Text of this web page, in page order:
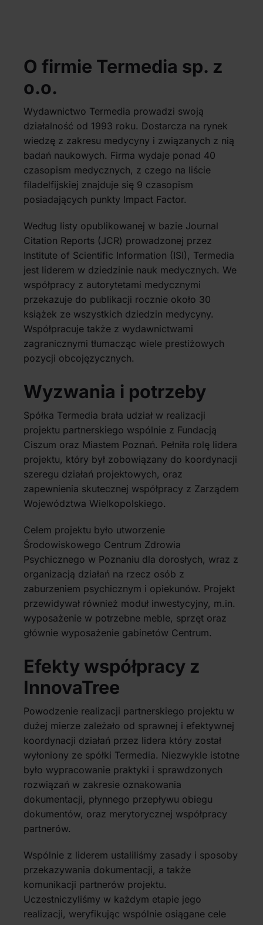
O firmie Termedia sp. z
o.o.
Wydawnictwo Termedia prowadzi swoją
działalność od 1993 roku. Dostarcza na rynek
wiedzę z zakresu medycyny i związanych z nią
badań naukowych. Firma wydaje ponad 40
czasopism medycznych, z czego na liście
filadelfijskiej znajduje się 9 czasopism
posiadających punkty Impact Factor.
Według listy opublikowanej w bazie Journal
Citation Reports (JCR) prowadzonej przez
Institute of Scientific Information (ISI), Termedia
jest liderem w dziedzinie nauk medycznych. We
współpracy z autorytetami medycznymi
przekazuje do publikacji rocznie około 30
książek ze wszystkich dziedzin medycyny.
Współpracuje także z wydawnictwami
zagranicznymi tłumacząc wiele prestiżowych
pozycji obcojęzycznych.
Wyzwania i potrzeby
Spółka Termedia brała udział w realizacji
projektu partnerskiego wspólnie z Fundacją
Ciszum oraz Miastem Poznań. Pełniła rolę lidera
projektu, który był zobowiązany do koordynacji
szeregu działań projektowych, oraz
zapewnienia skutecznej współpracy z Zarządem
Województwa Wielkopolskiego.
Celem projektu było utworzenie
Środowiskowego Centrum Zdrowia
Psychicznego w Poznaniu dla dorosłych, wraz z
organizacją działań na rzecz osób z
zaburzeniem psychicznym i opiekunów. Projekt
przewidywał również moduł inwestycyjny, m.in.
wyposażenie w potrzebne meble, sprzęt oraz
głównie wyposażenie gabinetów Centrum.
Efekty współpracy z
InnovaTree
Powodzenie realizacji partnerskiego projektu w
dużej mierze zależało od sprawnej i efektywnej
koordynacji działań przez lidera który został
wyłoniony ze spółki Termedia. Niezwykle istotne
było wypracowanie praktyki i sprawdzonych
rozwiązań w zakresie oznakowania
dokumentacji, płynnego przepływu obiegu
dokumentów, oraz merytorycznej współpracy
partnerów.
Wspólnie z liderem ustaliliśmy zasady i sposoby
przekazywania dokumentacji, a także
komunikacji partnerów projektu.
Uczestniczyliśmy w każdym etapie jego
realizacji, weryfikując wspólnie osiągane cele